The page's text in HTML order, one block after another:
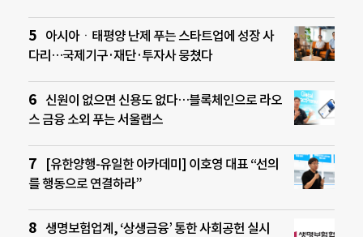
아시아ㆍ태평양 난제 푸는 스타트업에 성장 사
다리…국제기구·재단·투자사 뭉쳤다
신원이 없으면 신용도 없다…블록체인으로 라오
스 금융 소외 푸는 서울랩스
[유한양행-유일한 아카데미] 이호영 대표 “선의
를 행동으로 연결하라”
생명보험업계, ‘상생금융’ 통한 사회공헌 실시